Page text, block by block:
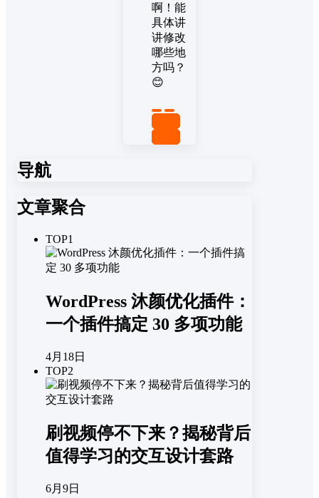
啊！能
具体讲
讲修改
哪些地
方吗？
😊
导航
文章聚合
TOP1
WordPress 沐颜优化插件：
一个插件搞定 30 多项功能
4月18日
TOP2
刷视频停不下来？揭秘背后
值得学习的交互设计套路
6月9日